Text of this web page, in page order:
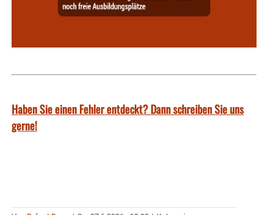
Haben Sie einen Fehler entdeckt? Dann schreiben Sie uns
gerne!